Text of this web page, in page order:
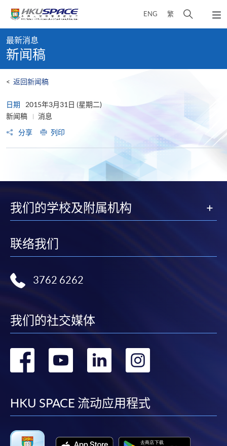
content
ENG 繁
开
弹
出
content
start
最新消息
新闻稿
< 返回新闻稿
日期
2015年3月31日 (星期二)
新闻稿
消息
分享
列印
我们的学校及附属机构
联络我们
3762 6262
我们的社交媒体
转
facebook
转
youtube
转
linkedin
转
HKU SPACE 流动应用程式